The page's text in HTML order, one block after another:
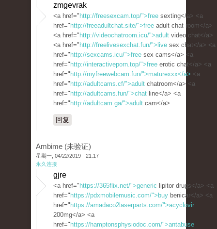
zmgevrak
<a href=" http://freesexcam.top/">free sexting</a> <a
href=" http://freeadultchat.site/">free adult chat room</a>
<a href=" http://videochatroom.icu/">adult video chat</a>
<a href=" http://freelivesexchat.fun/">live sex chat</a> <a
href=" http://sexcams.icu/">free sex cams</a> <a
href=" http://interactiveporn.top/">free erotic chat</a> <a
href=" http://myfreewebcam.fun/">maturexxx</a> <a
href=" http://adultcams.cf/">adult chatroom</a> <a
href=" http://adultcams.fun/">chat line</a> <a
href=" http://adultcam.ga/">adult cam</a>
回复
Ambime (未验证)
星期一, 04/22/2019 - 21:17
永久连接
gjre
<a href=" https://365flix.net/">generic lipitor drugs</a> <a
href=" https://pdxmobilemusic.com/">buy benicar</a> <a
href=" https://amadaco2laserparts.com/">acyclovir
200mg</a> <a
href=" https://hamptonsphysiodoc.com/">antabuse